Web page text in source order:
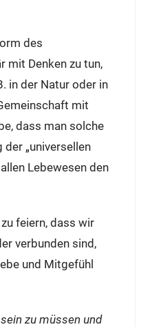
des
mit Denken zu tun,
in der Natur oder in
mit
dass man solche
„universellen
Lebewesen den
feiern, dass wir
verbunden sind,
und Mitgefühl
zu müssen und